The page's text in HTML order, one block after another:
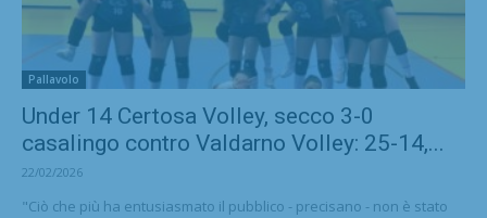
Pallavolo
Under 14 Certosa Volley, secco 3-0
casalingo contro Valdarno Volley: 25-14,...
22/02/2026
"Ciò che più ha entusiasmato il pubblico - precisano - non è stato